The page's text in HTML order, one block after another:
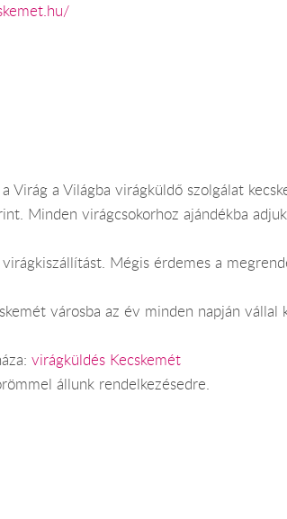
Virág a Világba virágküldő szolgálat
Minden virágcsokorhoz ajándékba
Mégis érdemes a
városba az év minden napján
virágküldés Kecskemét
állunk rendelkezésedre.